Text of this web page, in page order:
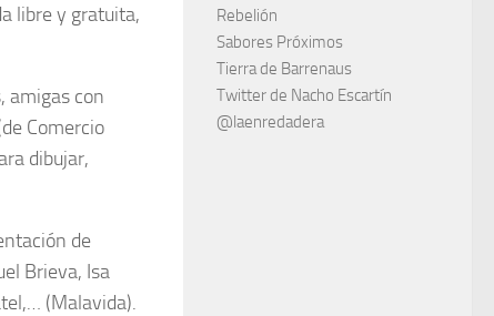
libre y gratuita,
amigas con
Comercio
dibujar,
de
Brieva, Isa
(Malavida).
Rebelión
Sabores Próximos
Tierra de Barrenaus
Twitter de Nacho Escartín
@laenredadera